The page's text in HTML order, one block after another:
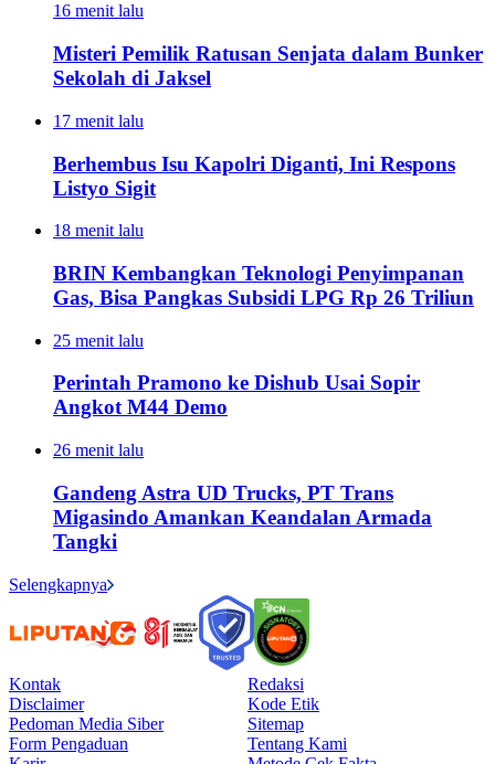
16 menit lalu
Misteri Pemilik Ratusan Senjata dalam Bunker
Sekolah di Jaksel
17 menit lalu
Berhembus Isu Kapolri Diganti, Ini Respons
Listyo Sigit
18 menit lalu
BRIN Kembangkan Teknologi Penyimpanan
Gas, Bisa Pangkas Subsidi LPG Rp 26 Triliun
25 menit lalu
Perintah Pramono ke Dishub Usai Sopir
Angkot M44 Demo
26 menit lalu
Gandeng Astra UD Trucks, PT Trans
Migasindo Amankan Keandalan Armada
Tangki
Selengkapnya
Kontak
Redaksi
Disclaimer
Kode Etik
Pedoman Media Siber
Sitemap
Form Pengaduan
Tentang Kami